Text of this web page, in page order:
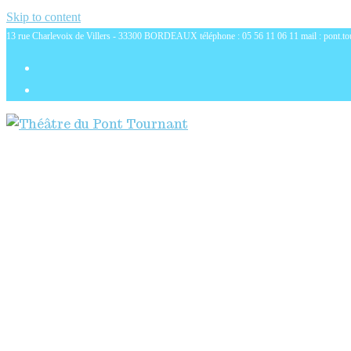
Skip to content
13 rue Charlevoix de Villers - 33300 BORDEAUX téléphone : 05 56 11 06 11 mail :